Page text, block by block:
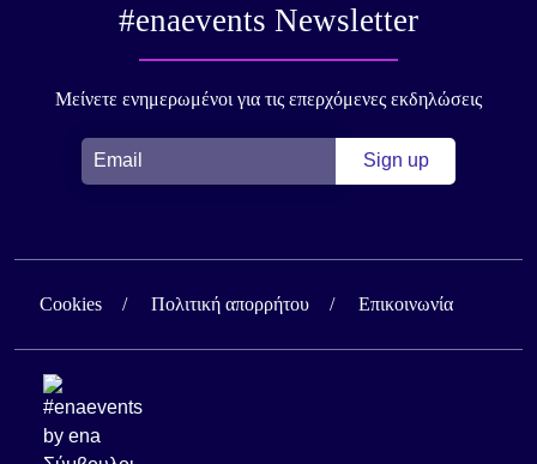
#enaevents Newsletter
Μείνετε ενημερωμένοι για τις επερχόμενες εκδηλώσεις
Cookies Πολιτική απορρήτου Επικοινωνία